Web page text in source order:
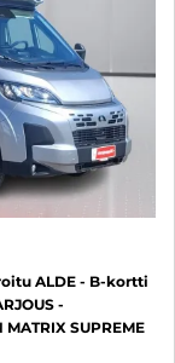
ALDE - B-kortti
-
MATRIX SUPREME